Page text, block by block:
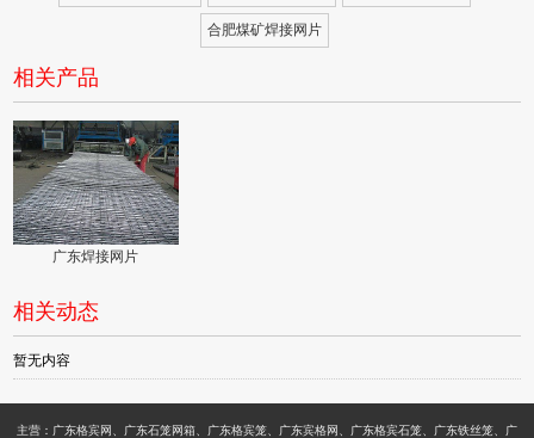
合肥煤矿焊接网片
相关产品
广东焊接网片
相关动态
暂无内容
主营：广东格宾网、广东石笼网箱、广东格宾笼、广东宾格网、广东格宾石笼、广东铁丝笼、广